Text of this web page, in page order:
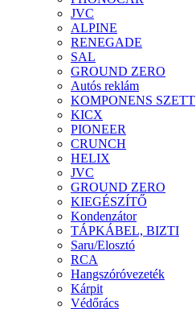
JVC
ALPINE
RENEGADE
SAL
GROUND ZERO
Autós reklám
KOMPONENS SZETT
KICX
PIONEER
CRUNCH
HELIX
JVC
GROUND ZERO
KIEGÉSZÍTŐ
Kondenzátor
TÁPKÁBEL, BIZTI
Saru/Elosztó
RCA
Hangszóróvezeték
Kárpit
Védőrács